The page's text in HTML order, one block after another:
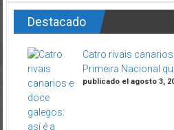
Destacado
Catro rivais
Primeira Nacional
publicado el agosto 3,